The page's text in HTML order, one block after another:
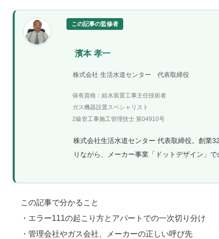
この記事の監修者
濱本 孝一
株式会社 生活水道センター 代表取締役
保有資格：給水装置工事主任技術者
ガス機器設置スペシャリスト
2級管工事施工管理技士 第04910号
株式会社生活水道センター 代表取締役。創業
りながら、メーカー事業「ドットデザイン」
この記事で分かること
・エラー111の起こり方とアパートでの一次切り分け
・管理会社やガス会社、メーカーの正しい呼び先